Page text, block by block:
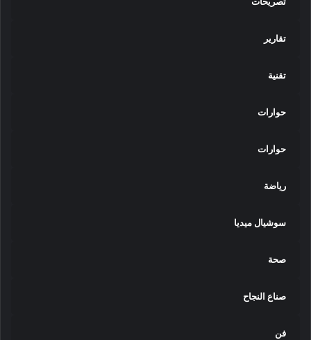
تقارير
تقنية
حوارات
حوارات
رياضة
سوشيال ميديا
صحة
صناع النجاح
فن